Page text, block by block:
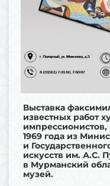
Выставка
известных работ
1969 года из
и
искусств им. А.С.
в Мурманский
музей.